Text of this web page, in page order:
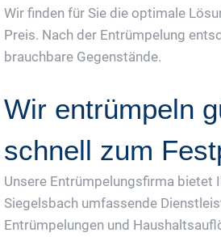
Wir finden für Sie die optimale
Preis. Nach der Entrümpelung
brauchbare Gegenstände.
Wir entrümpeln
schnell zum
Unsere Entrümpelungsfirma bietet
Siegelsbach umfassende
Entrümpelungen und